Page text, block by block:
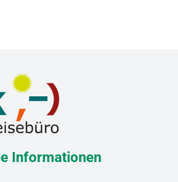
Informationen